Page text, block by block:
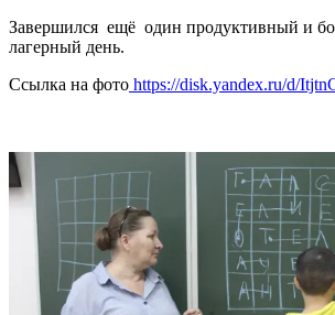
Завершился ещё один продуктивный и
лагерный день.
Ссылка на фото https://disk.yandex.ru/d/